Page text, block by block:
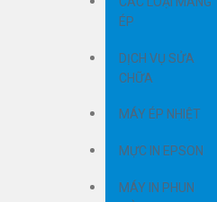
ÉP
DỊCH VỤ SỬA
CHỮA
MÁY ÉP NHIỆT
MỰC IN EPSON
MÁY IN PHUN